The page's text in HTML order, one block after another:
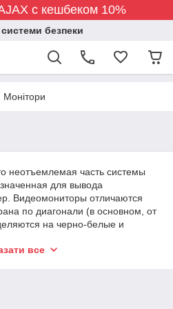
с кешбеком 10%
безпеки
Монітори
неотъемлемая часть системы
для вывода
Видеомониторы отличаются
по диагонали (в основном, от
на черно-белые и
в системе используются
все